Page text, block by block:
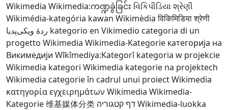
Wikimedia Wikimedia:ကဏ္ဍခွဲခြင်း વિકિપીડિયા શ્રેણી
Wikimédia-kategória kawan Wikimèdia विकिमिडिया श्रेणी
ردهٔ ویکی‌پدیا kategorio en Vikimedio categoria di un
progetto Wikimedia Wikimedia-Kategorie категорија на
Викимедији Wîkîmediya:Kategorî kategoria w projekcie
Wikimedia kategori Wikimedia kategorie na projektech
Wikimedia categorie în cadrul unui proiect Wikimedia
κατηγορία εγχειρημάτων Wikimedia Wikimedia-
Kategorie维基媒体分类 דף קטגוריהWikimedia-luokka